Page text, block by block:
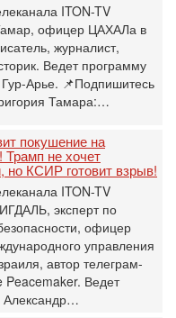
ITON-TV
офицер ЦАХАЛа в
журналист,
Ведет программу
Арье. 📌Подпишитесь
Тамара:…
покушение на
Трамп не хочет
но КСИР готовит взрыв!
ITON-TV
эксперт по
офицер
управления
автор телеграм-
Peacemaker. Ведет
Александр…